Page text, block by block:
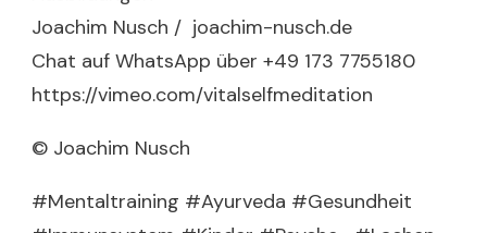
Joachim Nusch / joachim-nusch.de
Chat auf WhatsApp über +49 173 7755180
https://vimeo.com/vitalselfmeditation
© Joachim Nusch
#Mentaltraining #Ayurveda #Gesundheit